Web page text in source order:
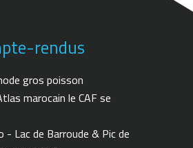
rendus
gros poisson
marocain le CAF se
- Lac de Barroude & Pic de